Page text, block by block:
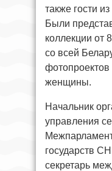
также гости
Были
коллекции от
со всей
фотопроектов
женщины.
Начальник
управления
государств
секретарь